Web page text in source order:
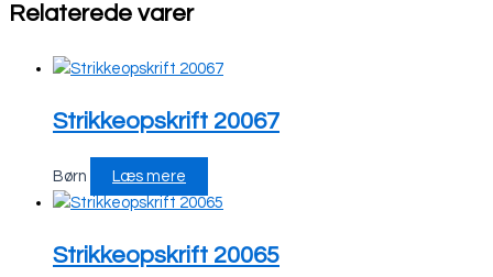
Relaterede varer
Strikkeopskrift 20067
Børn Læs mere
Strikkeopskrift 20065